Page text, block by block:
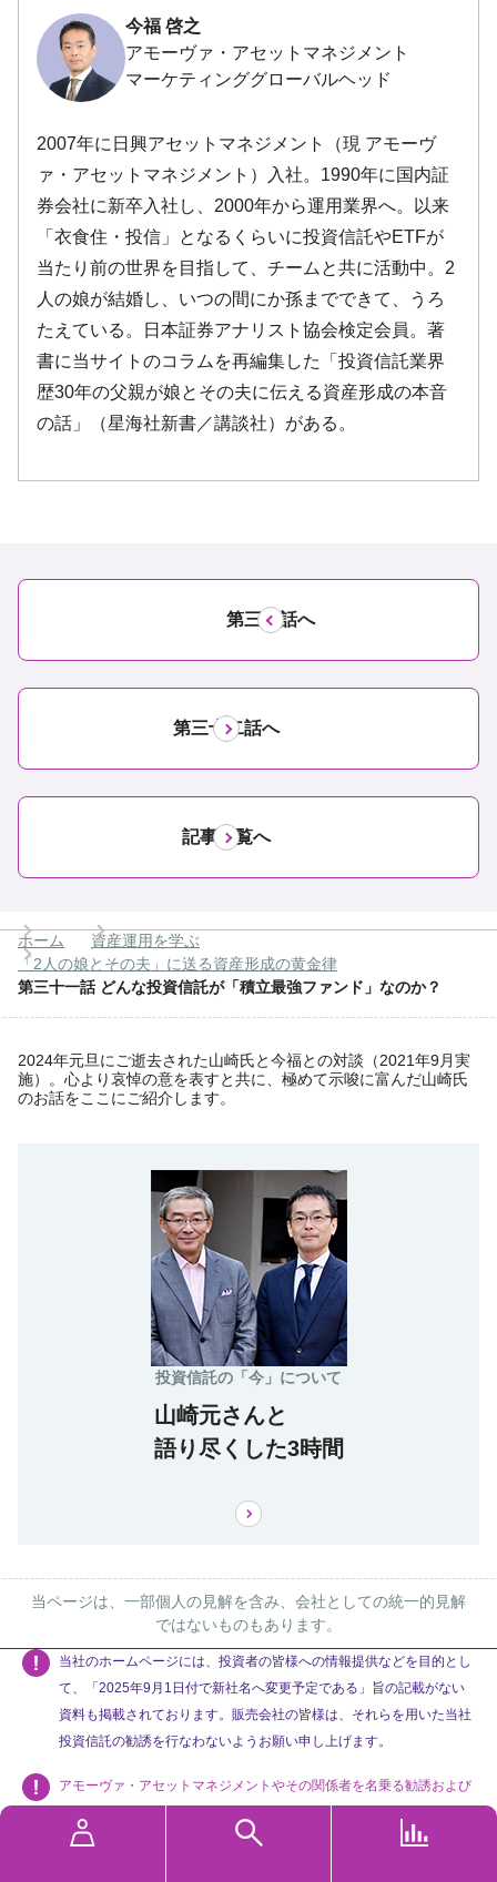
今福 啓之
アモーヴァ・アセットマネジメント
第三十話へ
第三十二話へ
記事一覧へ
ホーム
資産運用を学ぶ
「2人の娘とその夫」に送る資産形成の黄金律
第三十一話 どんな投資信託が「積立最強ファンド」なのか？
2024年元旦にご逝去された山崎氏と今福との対談（2021年9月実
施）。心より哀悼の意を表すと共に、極めて示唆に富んだ山崎氏
のお話をここにご紹介します。
山崎元さんと
語り尽くした3時間
投資信託の「今」について
当ページは、一部個人の見解を含み、会社としての統一的見解
ではないものもあります。
当社のホームページには、投資者の皆様への情報提供などを目的とし
て、「2025年9月1日付で新社名へ変更予定である」旨の記載がない
資料も掲載されております。販売会社の皆様は、それらを用いた当社
投資信託の勧誘を行なわないようお願い申し上げます。
アモーヴァ・アセットマネジメントやその関係者を名乗る勧誘および